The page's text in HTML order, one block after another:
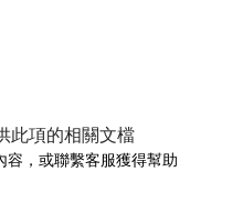
此項的相關文檔
容，或聯繫客服獲得幫助